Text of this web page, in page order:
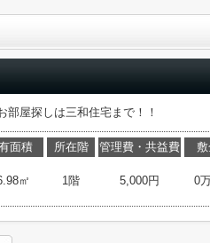
屋探しは三和住宅まで！！
面積
㎡
所在階
1階
管理費・共益費
5,000円 0